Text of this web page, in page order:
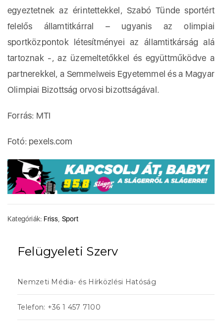
egyeztetnek az érintettekkel, Szabó Tünde sportért
felelős államtitkárral – ugyanis az olimpiai
sportközpontok létesítményei az államtitkárság alá
tartoznak -, az üzemeltetőkkel és együttműködve a
partnerekkel, a Semmelweis Egyetemmel és a Magyar
Olimpiai Bizottság orvosi bizottságával.
Forrás: MTI
Fotó: pexels.com
Kategóriák: Friss Sport
Felügyeleti Szerv
Nemzeti Média- és Hírközlési Hatóság
Telefon: +36 1 457 7100